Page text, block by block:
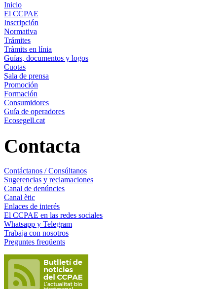
Inicio
El CCPAE
Inscripción
Normativa
Trámites
Tràmits en línia
Guías, documentos y logos
Cuotas
Sala de prensa
Promoción
Formación
Consumidores
Guía de operadores
Ecosegell.cat
Contacta
Contáctanos / Consúltanos
Sugerencias y reclamaciones
Canal de denúncies
Canal ètic
Enlaces de interés
El CCPAE en las redes sociales
Whatsapp y Telegram
Trabaja con nosotros
Preguntes freqüents